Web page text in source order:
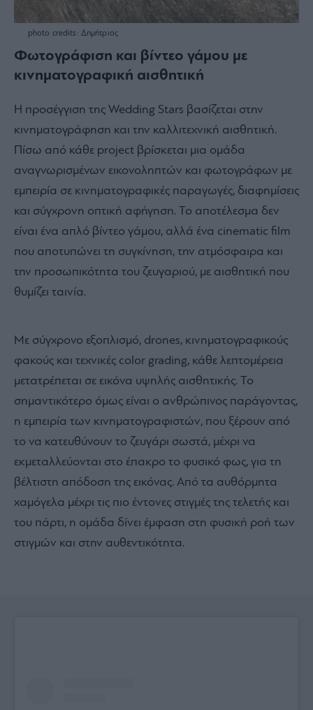
photo credits: Δημήτριος
Φωτογράφιση και βίντεο γάμου με
κινηματογραφική αισθητική
Η προσέγγιση της Wedding Stars βασίζεται στην
κινηματογράφηση και την καλλιτεχνική αισθητική.
Πίσω από κάθε project βρίσκεται μια ομάδα
αναγνωρισμένων εικονοληπτών και φωτογράφων με
εμπειρία σε κινηματογραφικές παραγωγές, διαφημίσεις
και σύγχρονη οπτική αφήγηση. Το αποτέλεσμα δεν
είναι ένα απλό βίντεο γάμου, αλλά ένα cinematic film
που αποτυπώνει τη συγκίνηση, την ατμόσφαιρα και
την προσωπικότητα του ζευγαριού, με αισθητική που
θυμίζει ταινία.
Με σύγχρονο εξοπλισμό, drones, κινηματογραφικούς
φακούς και τεχνικές color grading, κάθε λεπτομέρεια
μετατρέπεται σε εικόνα υψηλής αισθητικής. Το
σημαντικότερο όμως είναι ο ανθρώπινος παράγοντας,
η εμπειρία των κινηματογραφιστών, που ξέρουν από
το να κατευθύνουν το ζευγάρι σωστά, μέχρι να
εκμεταλλεύονται στο έπακρο το φυσικό φως, για τη
βέλτιστη απόδοση της εικόνας. Από τα αυθόρμητα
χαμόγελα μέχρι τις πιο έντονες στιγμές της τελετής και
του πάρτι, η ομάδα δίνει έμφαση στη φυσική ροή των
στιγμών και στην αυθεντικότητα.